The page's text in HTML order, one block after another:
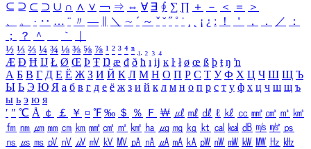
⊆ ⊇ ⊂ ⊃ ∪ ∩ ∧ ∨ ￢ ⇒ ⇔ ∀ ∃ ∮ ∑ ∏ ＋ － ＜ ＝
＞
、
。 · ‥ … ¨ 〃 ― ＼ ∼ ´ ～ ˇ ˘ ˝ ˚ ˙ ¸ ¡ ¿ ː ！ ＇ ， ． ／
：
；
？ ＾ ｀
½ ⅓ ⅔ ¼ ¾ ⅛ ⅜ ⅝ ⅞ ¹ ² ³ ⁴ ⁿ ₁ ₂ ₃ ₄
Æ Ð Ħ Ĳ Ł Ø Œ Þ Ŧ Ŋ æ đ ð ħ ı ĳ ĸ ŀ ł ø œ ß þ ŧ ŋ ŉ
А Б В Г Д Е Ё Ж З И Й К Л М Н О П Р С Т У Ф Х Ц Ч Ш Щ Ъ
Ы Ь Э Ю Я а б в г д е ё ж з и й к л м н о п р с т у ф х ц ч ш щ ъ
ы ь э ю я
′ ″ ℃ Å ￠ ￡ ￥ ¤ ℉ ‰ ＄ ％ Ｆ ￦ ㎕ ㎖ ㎗ ℓ ㎘ ㏄ ㎣ ㎤ ㎥ ㎦
㎙ ㎚ ㎛ ㎜ ㎝ ㎞ ㎟ ㎠ ㎡ ㎢ ㏊ ㎍ ㎎ ㎏ ㏏ ㎈ ㎉ ㏈ ㎧ ㎨ ㎰
㎱ ㎲ ㎳ ㎴ ㎵ ㎶ ㎷ ㎸ ㎹ ㎀ ㎁ ㎂ ㎃ ㎄ ㎺ ㎻ ㎽ ㎾ ㎿ ㎐ ㎑